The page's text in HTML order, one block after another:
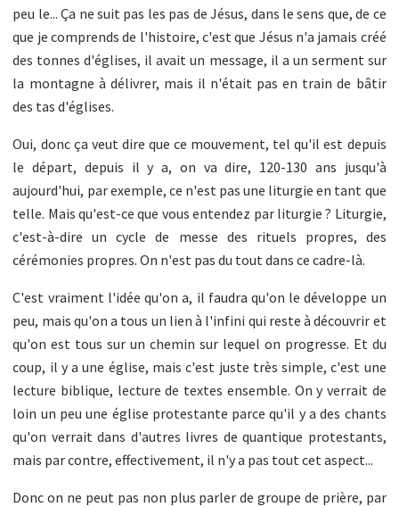
peu le... Ça ne suit pas les pas de Jésus, dans le sens que, de ce
que je comprends de l'histoire, c'est que Jésus n'a jamais créé
des tonnes d'églises, il avait un message, il a un serment sur
la montagne à délivrer, mais il n'était pas en train de bâtir
des tas d'églises.
Oui, donc ça veut dire que ce mouvement, tel qu'il est depuis
le départ, depuis il y a, on va dire, 120-130 ans jusqu'à
aujourd'hui, par exemple, ce n'est pas une liturgie en tant que
telle. Mais qu'est-ce que vous entendez par liturgie ? Liturgie,
c'est-à-dire un cycle de messe des rituels propres, des
cérémonies propres. On n'est pas du tout dans ce cadre-là.
C'est vraiment l'idée qu'on a, il faudra qu'on le développe un
peu, mais qu'on a tous un lien à l'infini qui reste à découvrir et
qu'on est tous sur un chemin sur lequel on progresse. Et du
coup, il y a une église, mais c'est juste très simple, c'est une
lecture biblique, lecture de textes ensemble. On y verrait de
loin un peu une église protestante parce qu'il y a des chants
qu'on verrait dans d'autres livres de quantique protestants,
mais par contre, effectivement, il n'y a pas tout cet aspect...
Donc on ne peut pas non plus parler de groupe de prière, par